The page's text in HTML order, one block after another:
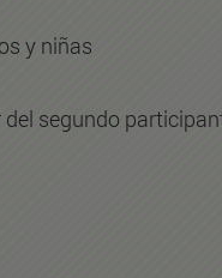
y niñas
segundo